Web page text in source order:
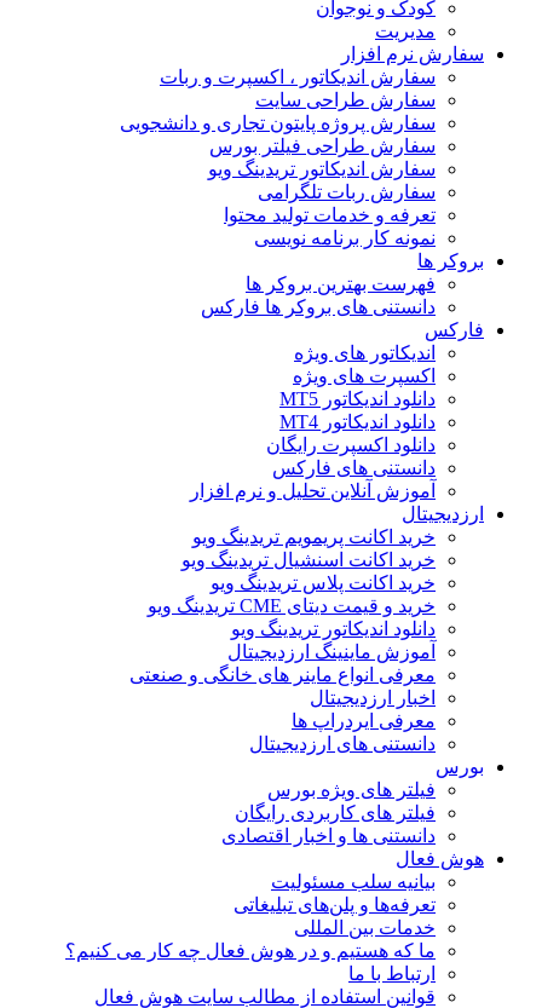
کودک و نوجوان
مدیریت
سفارش نرم افزار
سفارش اندیکاتور ، اکسپرت و ربات
سفارش طراحی سایت
سفارش پروژه پایتون تجاری و دانشجویی
سفارش طراحی فیلتر بورس
سفارش اندیکاتور تریدینگ ویو
سفارش ربات تلگرامی
تعرفه و خدمات تولید محتوا
نمونه کار برنامه نویسی
بروکر ها
فهرست بهترین بروکر ها
دانستنی های بروکر ها فارکس
فارکس
اندیکاتور های ویژه
اکسپرت های ویژه
دانلود اندیکاتور MT5
دانلود اندیکاتور MT4
دانلود اکسپرت رایگان
دانستنی های فارکس
آموزش آنلاین تحلیل و نرم افزار
ارزدیجیتال
خرید اکانت پریمویم تریدینگ ویو
خرید اکانت اسنشیال تریدینگ ویو
خرید اکانت پلاس تریدینگ ویو
خرید و قیمت دیتای CME تریدینگ ویو
دانلود اندیکاتور تریدینگ ویو
آموزش ماینینگ ارزدیجیتال
معرفی انواع ماینر های خانگی و صنعتی
اخبار ارزدیجیتال
معرفی ایردراپ ها
دانستنی های ارزدیجیتال
بورس
فیلتر های ویژه بورس
فیلتر های کاربردی رایگان
دانستنی ها و اخبار اقتصادی
هوش فعال
بیانیه سلب مسئولیت
تعرفه‌ها و پلن‌های تبلیغاتی
خدمات بین المللی
ما که هستیم و در هوش فعال چه کار می کنیم؟
ارتباط با ما
قوانین استفاده از مطالب سایت هوش فعال